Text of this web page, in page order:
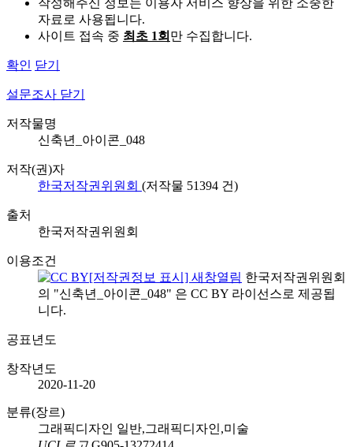
작성해주신 정보는 이용자 서비스 향상을 위한 소중한
자료로 사용됩니다.
사이트 접속 중 최초 1회 만 수집합니다.
확인 닫기
설문조사 닫기
저작물명
신축년_아이콘_048
저작(권)자
한국저작권위원회 (저작물 51394 건)
출처
한국저작권위원회
이용조건
한국저작권위원회
의 "신축년_아이콘_048" 은 CC BY 라이선스로 제공됩
니다.
공표년도
창작년도
2020-11-20
분류(장르)
그래픽디자인 일반,그래픽디자인,미술